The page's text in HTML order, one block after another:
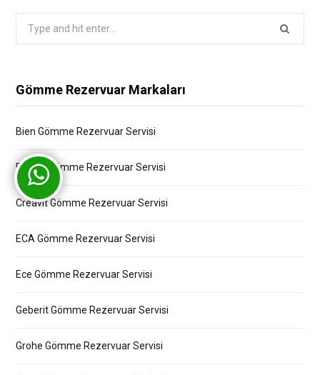
Gömme Rezervuar Markaları
Bien Gömme Rezervuar Servisi
Bocchi Gömme Rezervuar Servisi
Creavit Gömme Rezervuar Servisi
ECA Gömme Rezervuar Servisi
Ece Gömme Rezervuar Servisi
Geberit Gömme Rezervuar Servisi
Grohe Gömme Rezervuar Servisi